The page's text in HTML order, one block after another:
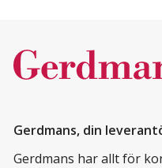
Gerdmans, din
Gerdmans har allt för